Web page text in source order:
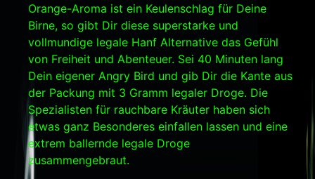
Orange-Aroma ist ein Keulenschlag für Deine
Birne, so gibt Dir diese superstarke und
vollmundige legale Hanf Alternative das Gefühl
von Freiheit und Abenteuer. Sei 40 Minuten lang
Dein eigener Angry Bird und gib Dir die Kante aus
der Packung mit 3 Gramm legaler Droge. Die
Spezialisten für rauchbare Kräuter haben sich
etwas ganz Besonderes einfallen lassen und eine
extrem ballernde legale Droge
zusammengebraut.